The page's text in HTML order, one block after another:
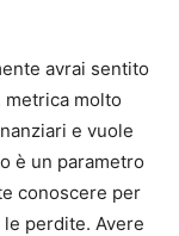
avrai sentito
molto
e vuole
è un parametro
conoscere per
perdite. Avere